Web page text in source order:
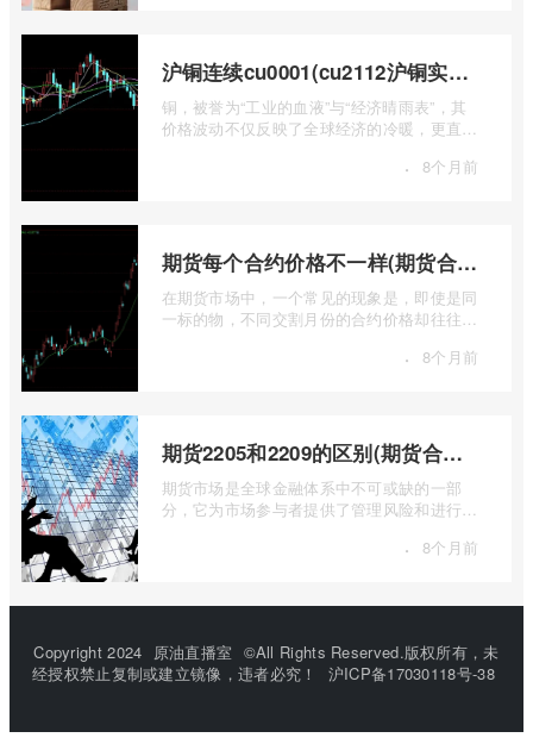
沪铜连续cu0001(cu2112沪铜实时行情)
铜，被誉为“工业的血液”与“经济晴雨表”，其
价格波动不仅反映了全球经济的冷暖，更直接
· 8个月前
期货每个合约价格不一样(期货合约之间的价格差)
在期货市场中，一个常见的现象是，即使是同
一标的物，不同交割月份的合约价格却往往不
· 8个月前
期货2205和2209的区别(期货合约2205什么意思)
期货市场是全球金融体系中不可或缺的一部
分，它为市场参与者提供了管理风险和进行价
· 8个月前
Copyright 2024 原油直播室 ©All Rights Reserved.版权所有，未
经授权禁止复制或建立镜像，违者必究！
沪ICP备17030118号-38